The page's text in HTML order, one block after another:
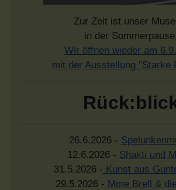
Zur Zeit ist unser
in der Sommerpause.
Wir öffnen wieder am
mit der Ausstellung "Starke
26.6.2026 -
12.6.2026 - Shakti und
31.5.2026 - Kunst aus
29.5.2026 - Mme Brell &